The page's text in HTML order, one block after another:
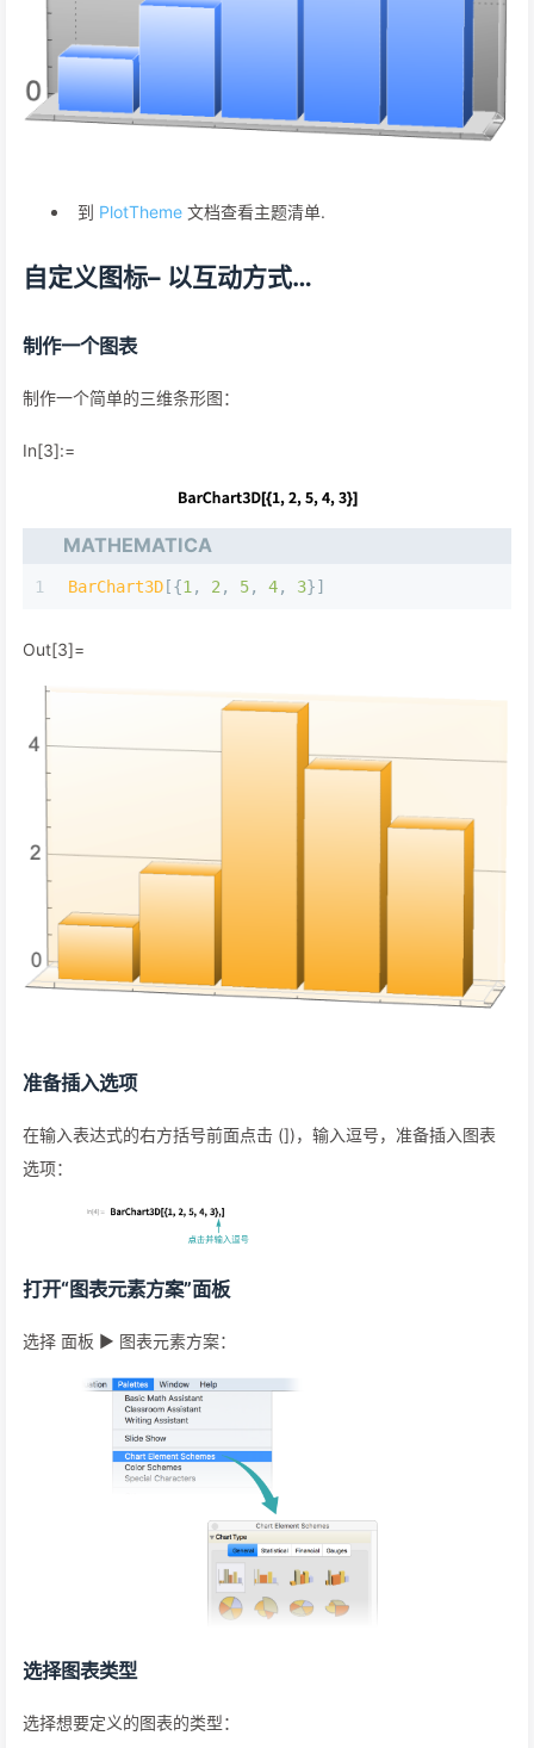
到 PlotTheme 文档查看主题清单.
自定义图标– 以互动方式…
制作一个图表
制作一个简单的三维条形图：
In[3]:=
MATHEMATICA
1 BarChart3D [{1 , 2 , 5, 4, 3}]
Out[3]=
准备插入选项
在输入表达式的右方括号前面点击 (])，输入逗号，准备插入图表
选项：
打开“图表元素方案”面板
选择 面板 ▶ 图表元素方案：
选择图表类型
选择想要定义的图表的类型：